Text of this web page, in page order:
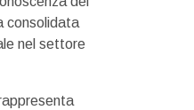
consolidata
nel settore